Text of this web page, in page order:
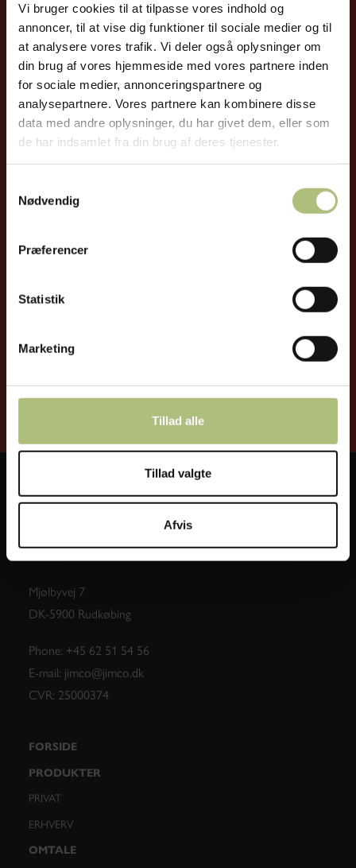
Vi bruger cookies til at tilpasse vores indhold og
annoncer, til at vise dig funktioner til sociale medier og til
at analysere vores trafik. Vi deler også oplysninger om
din brug af vores hjemmeside med vores partnere inden
for sociale medier, annonceringspartnere og
analysepartnere. Vores partnere kan kombinere disse
data med andre oplysninger, du har givet dem, eller som
de har indsamlet fra din brug af deres tjenester.
Nødvendig
Præferencer
Statistik
Marketing
Tillad alle
Tillad valgte
Afvis
familie, venner, kolleger, kunder eller noget helt femte.
Du kan selvfølgelig til enhver tid afmelde nyhedsbrevet, hvis
du ikke længere ønsker det.
Mjølbyvej 7
DK-5900 Rudkøbing
Phone: +45 62 51 54 56
E-mail: jimco@jimco.dk
CVR: 25000374
FORSIDE
PRODUKTER
PRIVAT
ERHVERV
OMTALE